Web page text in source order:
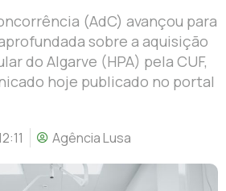
(AdC) avançou para
sobre a aquisição
do Algarve (HPA) pela CUF,
hoje publicado no portal
Agência Lusa